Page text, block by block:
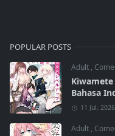
POPULAR POSTS
Adult ,
Bahasa
11 Jul, 2026
Adult ,